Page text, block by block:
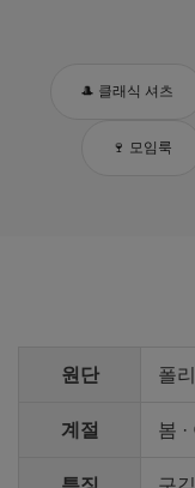
🎩 클래식 셔츠
🍷 모임룩
원단 폴
계절 봄 ·